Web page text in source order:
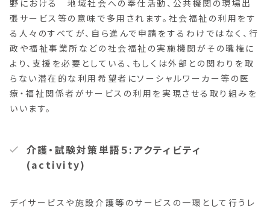
野における 地域社会への奉仕活動、公共機関の現場出
張サービス等の意味で多用されます。社会福祉の利用をす
る人々のすべてが、自ら進んで申請をするわけではなく、行
政や福祉事業所などの社会福祉の実施機関がその職権に
より、支援を必要としている、もしくは外部との関わりを取
らない潜在的な利用希望者にソーシャルワーカー等の医
療・福祉関係者がサービスの利用を実現させる取り組みを
いいます。
介護・試験対策単語５:アクティビティ
(activity)
デイサービスや施設介護等のサービスの一環として行うレ